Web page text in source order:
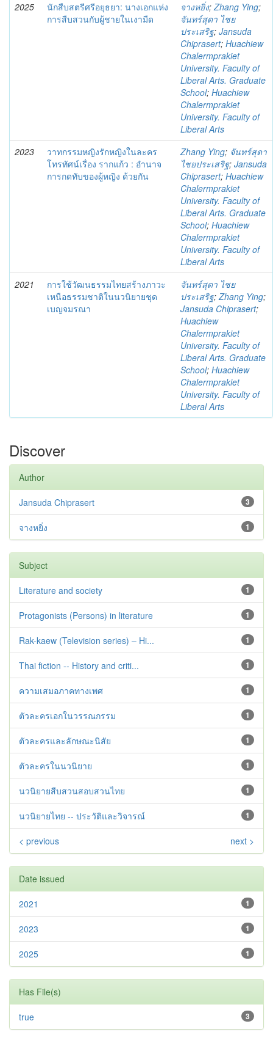
2025
นักสืบสตรีศรีอยุธยา: นางเอกแห่ง
การสืบสวนกับผู้ชายในเงามืด
จางหยิ่ง;Zhang Ying;
จันทร์สุดา ไชย
ประเสริฐ; Jansuda
Chiprasert; Huachiew
Chalermprakiet
University. Faculty of
Liberal Arts. Graduate
School; Huachiew
Chalermprakiet
University. Faculty of
Liberal Arts
2023
วาทกรรมหญิงรักหญิงในละคร
โทรทัศน์เรื่อง รากแก้ว : อำนาจ
การกดทับของผู้หญิง ด้วยกัน
Zhang Ying; จันทร์สุดา
ไชยประเสริฐ; Jansuda
Chiprasert; Huachiew
Chalermprakiet
University. Faculty of
Liberal Arts. Graduate
School; Huachiew
Chalermprakiet
University. Faculty of
Liberal Arts
2021
การใช้วัฒนธรรมไทยสร้างภาวะ
เหนือธรรมชาติในนวนิยายชุด
เบญจมรณา
จันทร์สุดา ไชย
ประเสริฐ;Zhang Ying;
Jansuda Chiprasert;
Huachiew
Chalermprakiet
University. Faculty of
Liberal Arts. Graduate
School; Huachiew
Chalermprakiet
University. Faculty of
Liberal Arts
Discover
Author
3
Jansuda Chiprasert
1
จางหยิ่ง
Subject
1
Literature and society
1
Protagonists (Persons) in literature
1
Rak-kaew (Television series) – Hi...
1
Thai fiction -- History and criti...
1
ความเสมอภาคทางเพศ
1
ตัวละครเอกในวรรณกรรม
1
ตัวละครและลักษณะนิสัย
1
ตัวละครในนวนิยาย
1
นวนิยายสืบสวนสอบสวนไทย
1
นวนิยายไทย -- ประวัติและวิจารณ์
< previous next >
Date issued
1
2021
1
2023
1
2025
Has File(s)
3
true